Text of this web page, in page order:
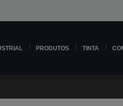
PRODUTOS TINTA